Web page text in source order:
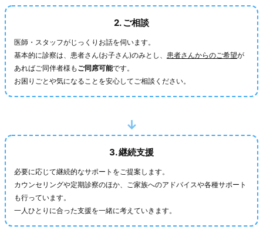
2. ご相談
医師・スタッフがじっくりお話を伺います。
基本的に診察は、患者さん(お子さん)のみとし、 患者さんからのご希望が
あればご同伴者様も ご同席可能です。
お困りごとや気になることを安心してご相談ください。
3. 継続支援
必要に応じて継続的なサポートをご提案します。
カウンセリングや定期診察のほか、ご家族へのアドバイスや各種サポート
も行っています。
一人ひとりに合った支援を一緒に考えていきます。